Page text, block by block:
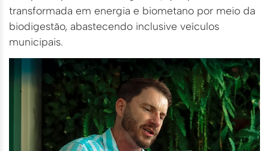
transformada em energia e biometano por meio da
biodigestão, abastecendo inclusive veículos
municipais.